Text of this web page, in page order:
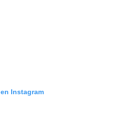
Instagram